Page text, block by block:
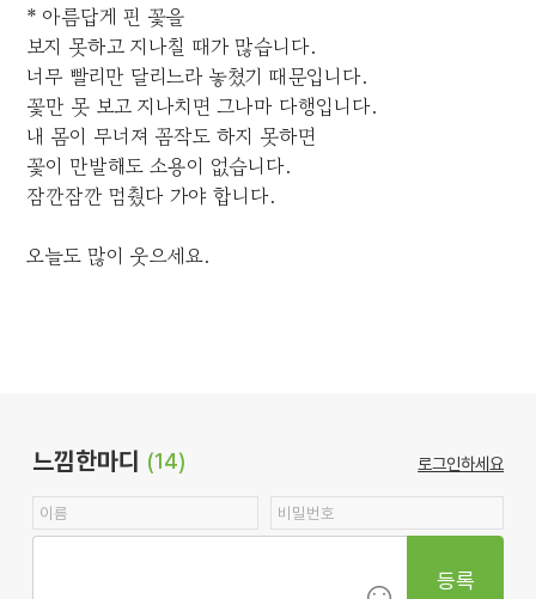
* 아름답게 핀 꽃을
보지 못하고 지나칠 때가 많습니다.
너무 빨리만 달리느라 놓쳤기 때문입니다.
꽃만 못 보고 지나치면 그나마 다행입니다.
내 몸이 무너져 꼼작도 하지 못하면
꽃이 만발해도 소용이 없습니다.
잠깐잠깐 멈췄다 가야 합니다.
오늘도 많이 웃으세요.
느낌한마디 (14) 로그인하세요
등록